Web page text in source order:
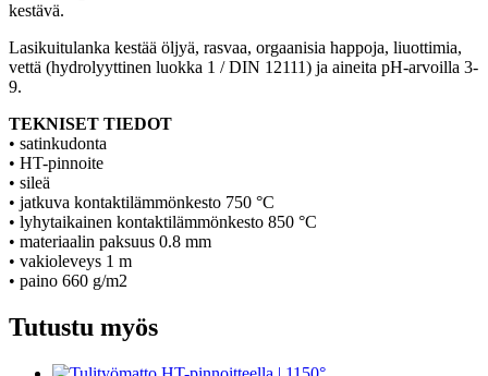
kestävä.
Lasikuitulanka kestää öljyä, rasvaa, orgaanisia happoja, liuottimia,
vettä (hydrolyyttinen luokka 1 / DIN 12111) ja aineita pH-arvoilla 3-
9.
TEKNISET TIEDOT
• satinkudonta
• HT-pinnoite
• sileä
• jatkuva kontaktilämmönkesto 750 °C
• lyhytaikainen kontaktilämmönkesto 850 °C
• materiaalin paksuus 0.8 mm
• vakioleveys 1 m
• paino 660 g/m2
Tutustu myös